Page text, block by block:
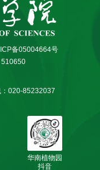
备05004664号
510650
020-85232037
华南植物园
抖音